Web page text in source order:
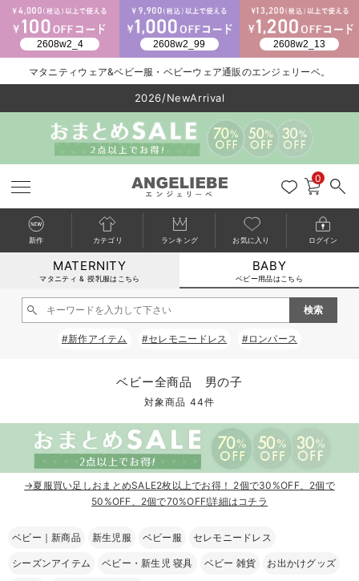
新生児服全て
ツーウェイオール・2WAYオール（新生児）
ベビー服全て
ロンパース・カバーオール
ベビー ブルマ
ベビー スカート
ベビー アウター
ベビー セットアップ
シーズンアイテム全て
ベビー・新生児 寝具全て
ベビーベッド・布団 （ベビー・新生児）
ベビー 雑貨全て
ベビーチェア（ハイローチェア）・ベビーラック
ベビー 雑貨 小物
ベビー安全グッズ
メモリアルグッズ
授乳・調乳・お食事
お出かけグッズ全て
ベビー｜季節の特集全て
猛暑からベビーを守るひんやりグッズ
ベビーの動物なりきり特集
ベビー 夏のお役立ちグッズ特集
【素材別】ベビーロンパース特集
袴ロンパース特集
アウトレット全て
【アウトレット】ワンピース
【アウトレット】パジャマ
【アウトレット】インナー
【アウトレット】ベビー
特集全て
抗菌防臭加工
コットン素材
冷房対策
Tシャツブラ
ブラトップ
再入荷全て
再入荷｜インナー
戻る
送料無料アイテム全て
ワンピース
スカート
インナー
雑貨
ベビー
戻る
ブラキャミ おまとめ
MAX55%OFF ブラックフ
戻る
【37周年祭セール】
【37周年祭セール】
戻る
気温差別オススメア
【15℃】3月下旬～
戻る
動きやすく着回しで
戻る
強撚スムース(コスパ
戻る
マタニティウェア
【おまとめ割】パジ
戻る
こだわりの履き心地
カジュアル
オフィス
戻る
ジャケット派
きれいめ美脚パンツ派
王道シンプル派
セットアップ派
戻る
出産準備応援割全て
マタニティパジャマ
戻る
【オフィスカジュア
戻る
レギンスタイプ
戻る
【フォーマル】ワン
戻る
【ベビー】長袖
戻る
ハンカチ
短肌着
戻る
快適ウェア10%OFF
快適ウェア10%OFF
戻る
春のマタニティワン
セットアップ・ レイ
ジャンパースカート/
カジュアル
フォーマル / オケー
あったかアイテム｜
戻る
Gift Selection 出産
〜3,000円（税込）
10,001円（税込）〜
男の子におススメの
定番ギフト
もらって嬉しいギフト
戻る
冬の冷え対策インナ
薄くてあったか
保温&リカバリー
カップ付きインナー
あったか度◎
裏起毛素材
戻る
入院準備の持ち物チ
入院してすぐ使うグ
戻る
冬のあったか特集全て
【冬のあったか特集
【冬のあったか特集
マタニティウェア&ベビー服・ベビーウェア通販のエンジェリーベ。
2026/NewArrival
送料495円(一部地域を除く) 7,700円以上で送料無料
LINE お友達登録で500円OFF
click
0
新作 カテゴリ ランキング お気に入り ログイン
MATERNITY
マタニティ & 授乳服はこちら
BABY
ベビー用品はこちら
#新作アイテム #セレモニードレス #ロンパース
ベビー全商品 男の子
対象商品 44件
→夏服買い足しおまとめSALE2枚以上でお得！ 2個で30%OFF、2個で
50%OFF、2個で70%OFF!詳細はコチラ
ベビー｜新商品 新生児服 ベビー服 セレモニードレス
シーズンアイテム ベビー・新生児 寝具 ベビー 雑貨 お出かけグッズ
カートに入れる
閉じる